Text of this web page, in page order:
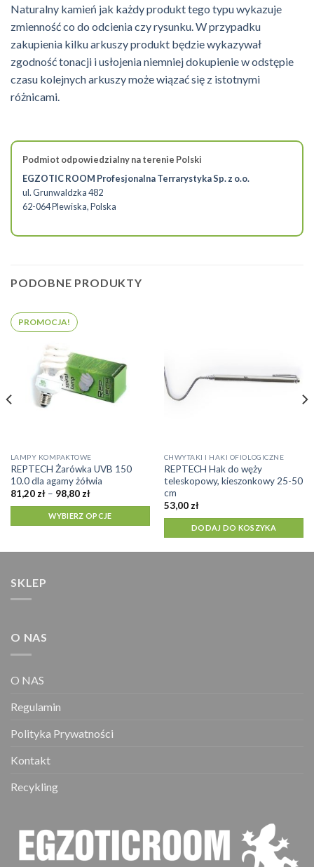
Naturalny kamień jak każdy produkt tego typu wykazuje
zmienność co do odcienia czy rysunku. W przypadku
zakupienia kilku arkuszy produkt będzie wykazywał
zgodność tonacji i usłojenia niemniej dokupienie w odstępie
czasu kolejnych arkuszy może wiązać się z istotnymi
różnicami.
Podmiot odpowiedzialny na terenie Polski
EGZOTIC ROOM Profesjonalna Terrarystyka Sp. z o.o.
ul. Grunwaldzka 482
62-064 Plewiska, Polska
PODOBNE PRODUKTY
PROMOCJA!
LAMPY KOMPAKTOWE
REPTECH Żarówka UVB 150
10.0 dla agamy żółwia
81,20zł – 98,80złZakres
od
81,20 zł
do
WYBIERZ OPCJE
Ten
produkt
ma
wariantów.
na
CHWYTAKI I HAKI OFIOLOGICZNE
REPTECH Hak do węży
teleskopowy, kieszonkowy 25-50
cm
53,00zł
DODAJ DO KOSZYKA
SKLEP
O NAS
O NAS
Regulamin
Polityka Prywatności
Kontakt
Recykling